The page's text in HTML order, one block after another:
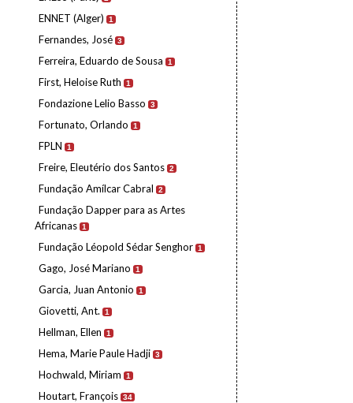
ENNET (Alger) 1
Fernandes, José 3
Ferreira, Eduardo de Sousa 1
First, Heloise Ruth 1
Fondazione Lelio Basso 3
Fortunato, Orlando 1
FPLN 1
Freire, Eleutério dos Santos 2
Fundação Amílcar Cabral 2
Fundação Dapper para as Artes
Africanas 1
Fundação Léopold Sédar Senghor 1
Gago, José Mariano 1
Garcia, Juan Antonio 1
Giovetti, Ant. 1
Hellman, Ellen 1
Hema, Marie Paule Hadji 3
Hochwald, Miriam 1
Houtart, François 34